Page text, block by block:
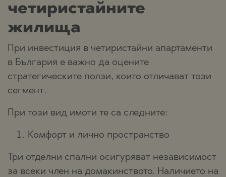
четиристайните
жилища
При инвестиция в четиристайни апартаменти
в България е важно да оцените
стратегическите ползи, които отличават този
сегмент.
При този вид имоти те са следните:
Комфорт и лично пространство
Три отделни спални осигуряват независимост
за всеки член на домакинството. Наличието на